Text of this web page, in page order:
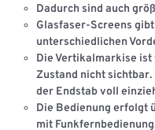
Dadurch sind auch
Glasfaser-Screens
unterschiedlichen
Die Vertikalmarkise ist
Zustand nicht sichtbar.
der Endstab voll
Die Bedienung erfolgt
mit